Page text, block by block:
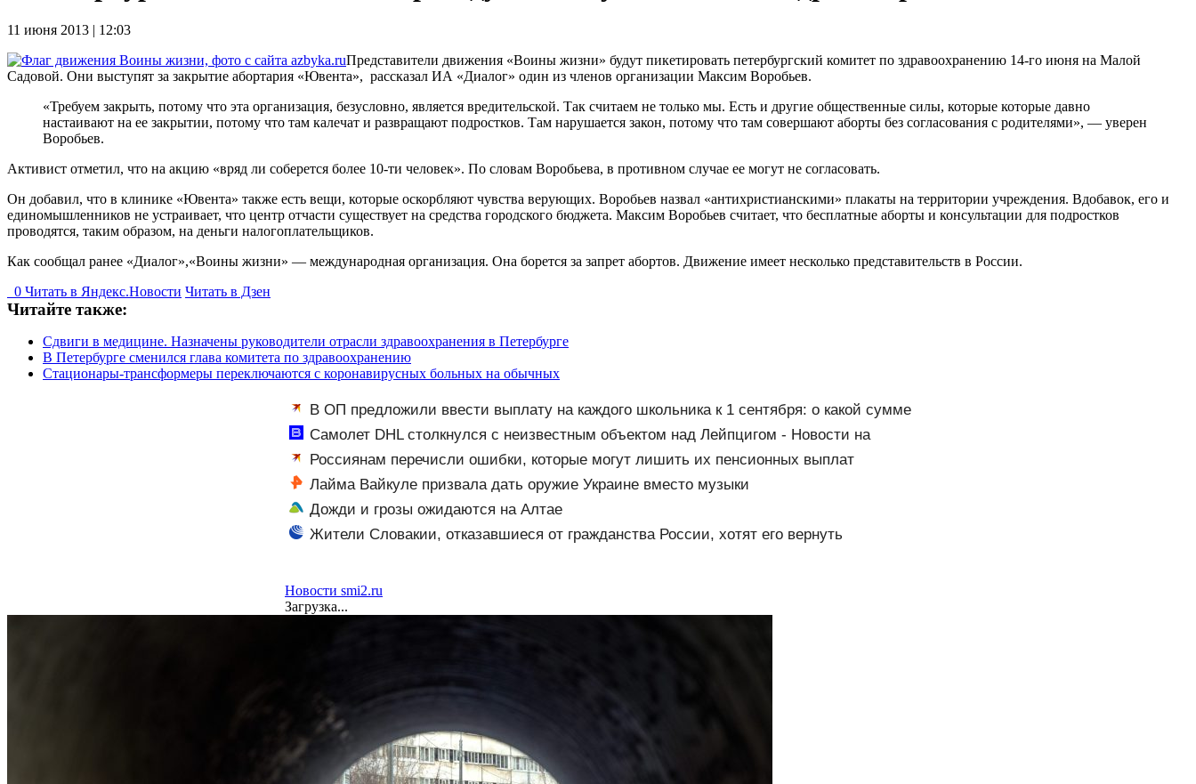
11 июня 2013 | 12:03
Представители движения «Воины жизни» будут пикетировать петербургский комитет по здравоохранению 14-го июня на Малой
Садовой. Они выступят за закрытие абортария «Ювента», рассказал ИА «Диалог» один из членов организации Максим Воробьев.
«Требуем закрыть, потому что эта организация, безусловно, является вредительской. Так считаем не только мы. Есть и другие общественные силы, которые которые давно
настаивают на ее закрытии, потому что там калечат и развращают подростков. Там нарушается закон, потому что там совершают аборты без согласования с родителями», — уверен
Воробьев.
Активист отметил, что на акцию «вряд ли соберется более 10-ти человек». По словам Воробьева, в противном случае ее могут не согласовать.
Он добавил, что в клинике «Ювента» также есть вещи, которые оскорбляют чувства верующих. Воробьев назвал «антихристианскими» плакаты на территории учреждения. Вдобавок, его и
единомышленников не устраивает, что центр отчасти существует на средства городского бюджета. Максим Воробьев считает, что бесплатные аборты и консультации для подростков
проводятся, таким образом, на деньги налогоплательщиков.
Как сообщал ранее «Диалог»,«Воины жизни» — международная организация. Она борется за запрет абортов. Движение имеет несколько представительств в России.
0 Читать в Яндекс.Новости Читать в Дзен
Читайте также:
Сдвиги в медицине. Назначены руководители отрасли здравоохранения в Петербурге
В Петербурге сменился глава комитета по здравоохранению
Стационары-трансформеры переключаются с коронавирусных больных на обычных
В ОП предложили ввести выплату на каждого школьника к 1 сентября: о какой сумме
идет речь
Самолет DHL столкнулся с неизвестным объектом над Лейпцигом - Новости на
Вести.ru
Россиянам перечисли ошибки, которые могут лишить их пенсионных выплат
Лайма Вайкуле призвала дать оружие Украине вместо музыки
Дожди и грозы ожидаются на Алтае
Жители Словакии, отказавшиеся от гражданства России, хотят его вернуть
Новости smi2.ru
Загрузка...